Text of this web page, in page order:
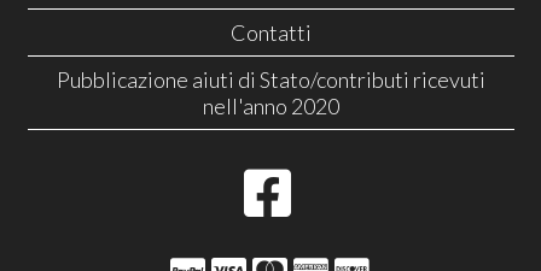
Contatti
Pubblicazione aiuti di Stato/contributi ricevuti
nell'anno 2020